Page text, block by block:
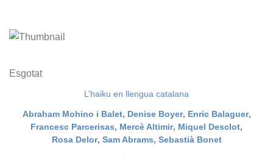
Esgotat
L’haiku en llengua catalana
Abraham Mohino i Balet, Denise Boyer, Enric Balaguer,
Francesc Parcerisas, Mercè Altimir, Miquel Desclot,
Rosa Delor, Sam Abrams, Sebastià Bonet